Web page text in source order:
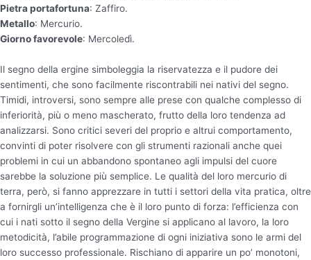
Pietra portafortuna: Zaffiro.
Metallo: Mercurio.
Giorno favorevole: Mercoledì.
Il segno della ergine simboleggia la riservatezza e il pudore dei
sentimenti, che sono facilmente riscontrabili nei nativi del segno.
Timidi, introversi, sono sempre alle prese con qualche complesso di
inferiorità, più o meno mascherato, frutto della loro tendenza ad
analizzarsi. Sono critici severi del proprio e altrui comportamento,
convinti di poter risolvere con gli strumenti razionali anche quei
problemi in cui un abbandono spontaneo agli impulsi del cuore
sarebbe la soluzione più semplice. Le qualità del loro mercurio di
terra, però, si fanno apprezzare in tutti i settori della vita pratica, oltre
a fornirgli un’intelligenza che è il loro punto di forza: l’efficienza con
cui i nati sotto il segno della Vergine si applicano al lavoro, la loro
metodicità, l’abile programmazione di ogni iniziativa sono le armi del
loro successo professionale. Rischiano di apparire un po’ monotoni,